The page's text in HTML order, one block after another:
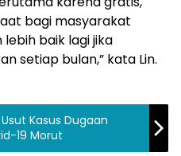
bagi masyarakat
baik lagi jika
setiap bulan,” kata Lin.
Kasus Dugaan
19 Morut